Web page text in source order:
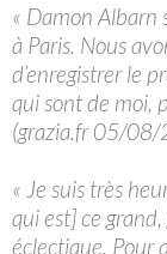
« Damon Albarn
à Paris. Nous
d’enregistrer le
qui sont de moi,
(grazia.fr 05/
« Je suis très
qui est] ce
éclectique. Pour